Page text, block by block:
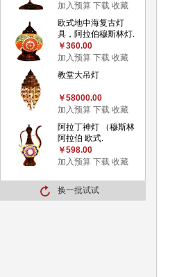
加入预算 下载 收藏
欧式地中海复古灯
具，阿拉伯穆斯林灯.
￥360.00
加入预算 下载 收藏
教堂大吊灯
￥58000.00
加入预算 下载 收藏
阿拉丁神灯 （穆斯林
阿拉伯 欧式.
￥598.00
加入预算 下载 收藏
换一批试试